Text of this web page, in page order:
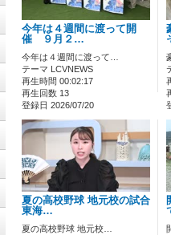
今年は４週間に渡って開
催 ９月２…
今年は４週間に渡って…
テーマ LCVNEWS
再生時間 00:02:17
再生回数 13
登録日 2026/07/20
夏の高校野球 地元校の試合
東海…
夏の高校野球 地元校…